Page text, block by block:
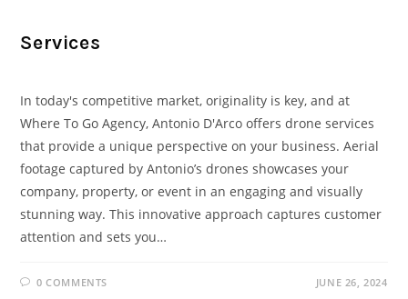
Services
In today's competitive market, originality is key, and at
Where To Go Agency, Antonio D'Arco offers drone services
that provide a unique perspective on your business. Aerial
footage captured by Antonio’s drones showcases your
company, property, or event in an engaging and visually
stunning way. This innovative approach captures customer
attention and sets you…
0 COMMENTS JUNE 26, 2024